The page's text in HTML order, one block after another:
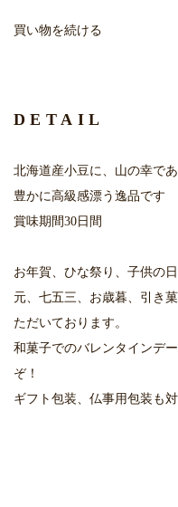
買い物を続ける
DETAIL
北海道産小豆に、山の幸で
豊かに高級感漂う逸品です
賞味期間30日間
お年賀、ひな祭り、子供の
元、七五三、お歳暮、引き
ただいております。
和菓子でのバレンタインデ
ぞ！
ギフト包装、仏事用包装も